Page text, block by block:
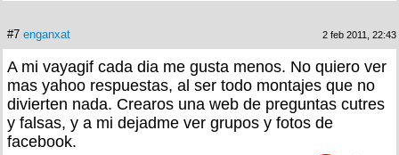
#7 enganxat 2 feb 2011, 22:43
A mi vayagif cada dia me gusta menos. No quiero ver
mas yahoo respuestas, al ser todo montajes que no
divierten nada. Crearos una web de preguntas cutres
y falsas, y a mi dejadme ver grupos y fotos de
facebook.